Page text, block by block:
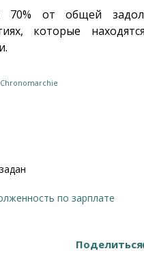
от общей
которые
Chronomarchie
по зарплате
Поделиться